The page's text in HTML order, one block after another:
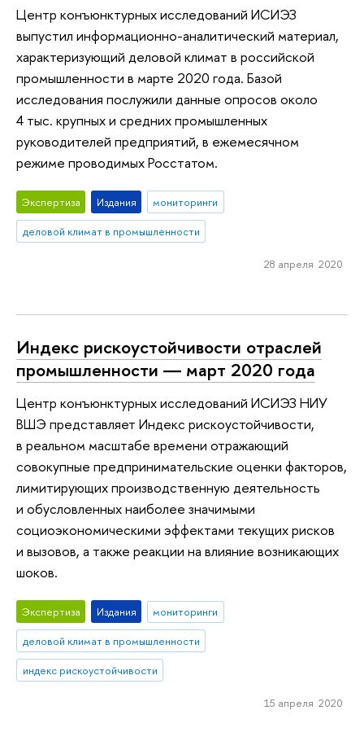
Центр конъюнктурных исследований ИСИЭЗ
выпустил информационно-аналитический материал,
характеризующий деловой климат в российской
промышленности в марте 2020 года. Базой
исследования послужили данные опросов около
4 тыс. крупных и средних промышленных
руководителей предприятий, в ежемесячном
режиме проводимых Росстатом.
Экспертиза Издания
мониторинги
деловой климат в промышленности
28 апреля 2020
Индекс рискоустойчивости отраслей
промышленности ― март 2020 года
Центр конъюнктурных исследований ИСИЭЗ НИУ
ВШЭ представляет Индекс рискоустойчивости,
в реальном масштабе времени отражающий
совокупные предпринимательские оценки факторов,
лимитирующих производственную деятельность
и обусловленных наиболее значимыми
социоэкономическими эффектами текущих рисков
и вызовов, а также реакции на влияние возникающих
шоков.
Экспертиза Издания
мониторинги
деловой климат в промышленности
индекс рискоустойчивости
15 апреля 2020